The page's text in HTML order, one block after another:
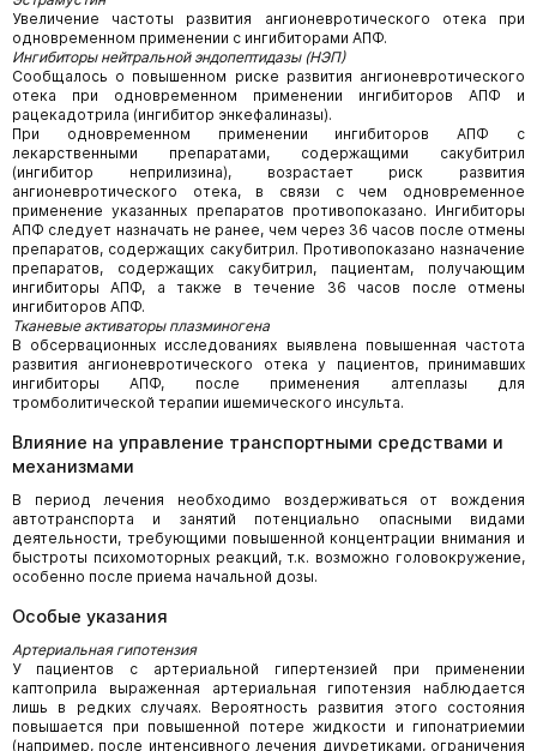
Увеличение частоты развития ангионевротического отека при
одновременном применении с ингибиторами АПФ.
Ингибиторы нейтральной эндопептидазы (НЭП)
Сообщалось о повышенном риске развития ангионевротического
отека при одновременном применении ингибиторов АПФ и
рацекадотрила (ингибитор энкефалиназы).
При одновременном применении ингибиторов АПФ с
лекарственными препаратами, содержащими сакубитрил
(ингибитор неприлизина), возрастает риск развития
ангионевротического отека, в связи с чем одновременное
применение указанных препаратов противопоказано. Ингибиторы
АПФ следует назначать не ранее, чем через 36 часов после отмены
препаратов, содержащих сакубитрил. Противопоказано назначение
препаратов, содержащих сакубитрил, пациентам, получающим
ингибиторы АПФ, а также в течение 36 часов после отмены
ингибиторов АПФ.
Тканевые активаторы плазминогена
В обсервационных исследованиях выявлена повышенная частота
развития ангионевротического отека у пациентов, принимавших
ингибиторы АПФ, после применения алтеплазы для
тромболитической терапии ишемического инсульта.
Влияние на управление транспортными средствами и
механизмами
В период лечения необходимо воздерживаться от вождения
автотранспорта и занятий потенциально опасными видами
деятельности, требующими повышенной концентрации внимания и
быстроты психомоторных реакций, т.к. возможно головокружение,
особенно после приема начальной дозы.
Особые указания
Артериальная гипотензия
У пациентов с артериальной гипертензией при применении
каптоприла выраженная артериальная гипотензия наблюдается
лишь в редких случаях. Вероятность развития этого состояния
повышается при повышенной потере жидкости и гипонатриемии
(например, после интенсивного лечения диуретиками, ограничения